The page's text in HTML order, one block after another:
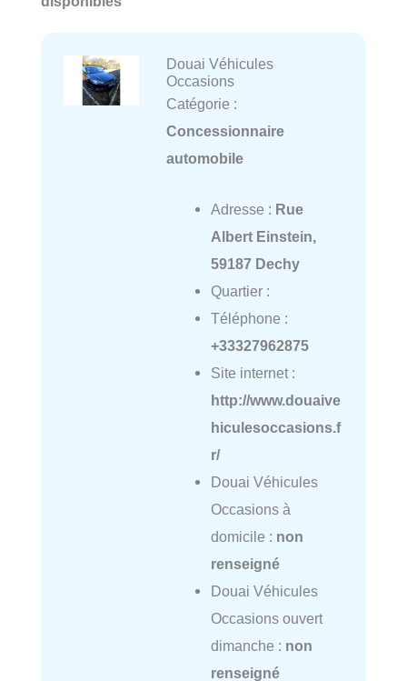
Douai Véhicules
Occasions
Catégorie :
Concessionnaire
automobile
Adresse : Rue
Albert Einstein,
59187 Dechy
Quartier :
Téléphone :
+33327962875
Site internet :
http://www.douaive
hiculesoccasions.f
r/
Douai Véhicules
Occasions à
domicile : non
renseigné
Douai Véhicules
Occasions ouvert
dimanche : non
renseigné